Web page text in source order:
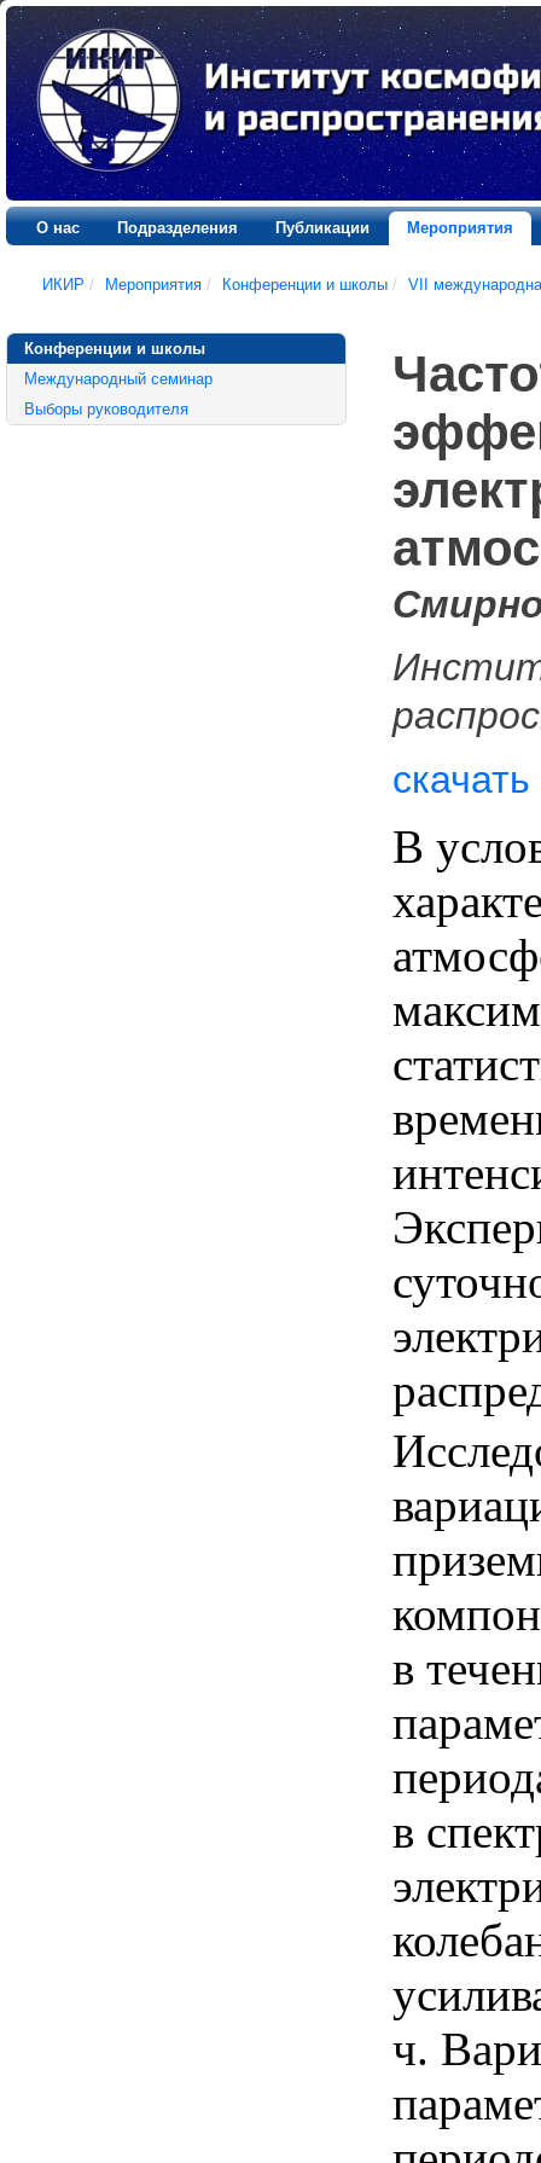
О нас Подразделения Публикации Мероприятия
ИКИР / Мероприятия / Конференции и школы / VII
Конференции и школы
Международный семинар
Выборы руководителя
скачать
В
в
в
ч.